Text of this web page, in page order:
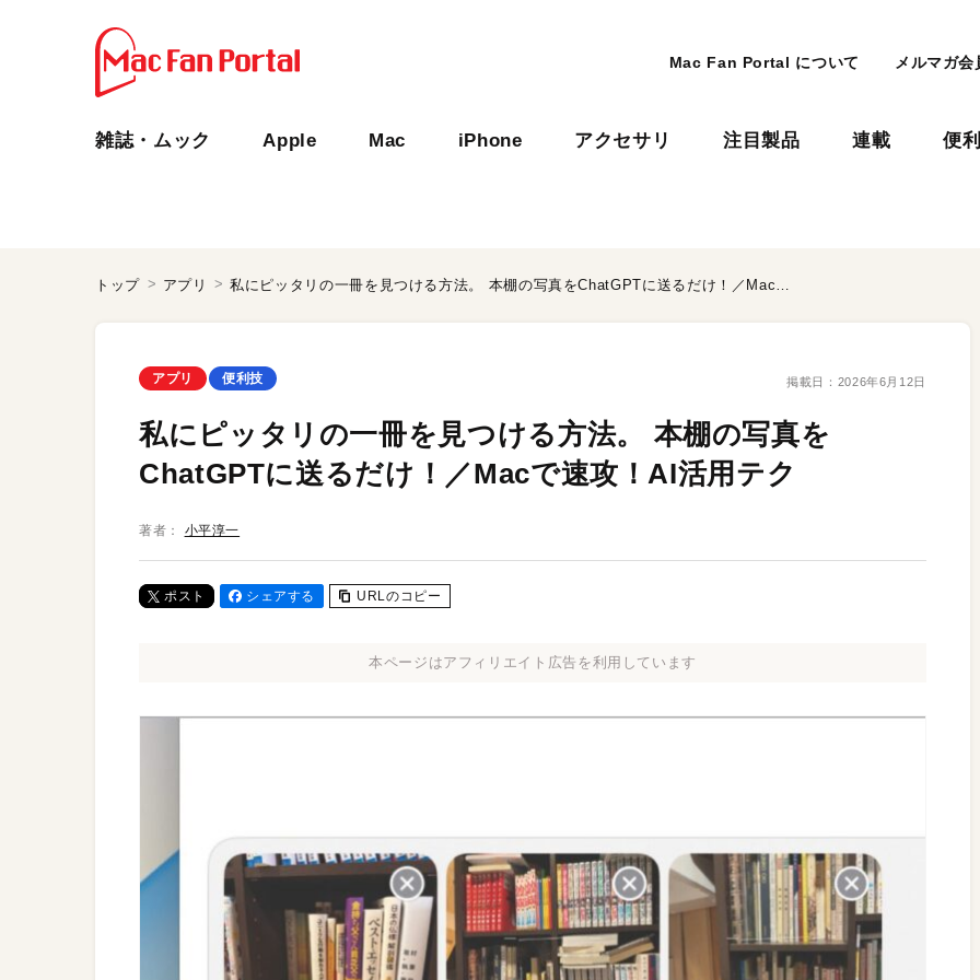
Mac Fan Portal について メルマガ会
雑誌・ムック Apple Mac iPhone アクセサリ 注目製品 連載 便
トップ アプリ 私にピッタリの一冊を見つける方法。 本棚の写真をChatGPTに送るだけ！／Macで速攻！AI活用テク
アプリ 便利技 掲載日： 2026年6月12日
私にピッタリの一冊を見つける方法。 本棚の写真を
ChatGPTに送るだけ！／Macで速攻！AI活用テク
著者： 小平淳一
ポスト シェアする URLのコピー
本ページはアフィリエイト広告を利用しています